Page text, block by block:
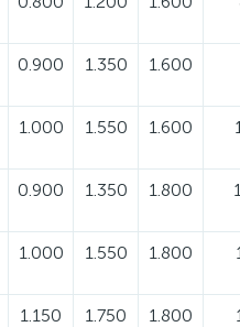
0.900 1.350 1.600
1.000 1.550 1.600
0.900 1.350 1.800
1.000 1.550 1.800
1.150 1.750 1.800